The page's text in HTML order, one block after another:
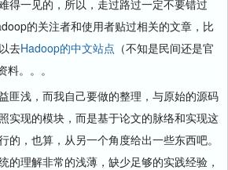
得一见的，所以，走过路过一定不要错过
的关注者和使用者贴过相关的文章，比
去Hadoop的中文站点 （不知是民间还是官
。。。
匪浅，而我自己要做的整理，与原始的源码
实现的模块，而是基于论文的脉络和实现这
的，也算，从另一个角度给出一些东西吧。
的理解非常的浅薄，缺少足够的实践经验，